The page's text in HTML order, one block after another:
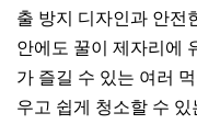
출 방지 디자인과 안전
안에도 꿀이 제자리에
가 즐길 수 있는 여러
우고 쉽게 청소할 수